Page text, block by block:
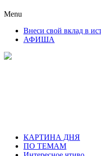
Menu
Внеси свой вклад в
АФИША
КАРТИНА ДНЯ
ПО ТЕМАМ